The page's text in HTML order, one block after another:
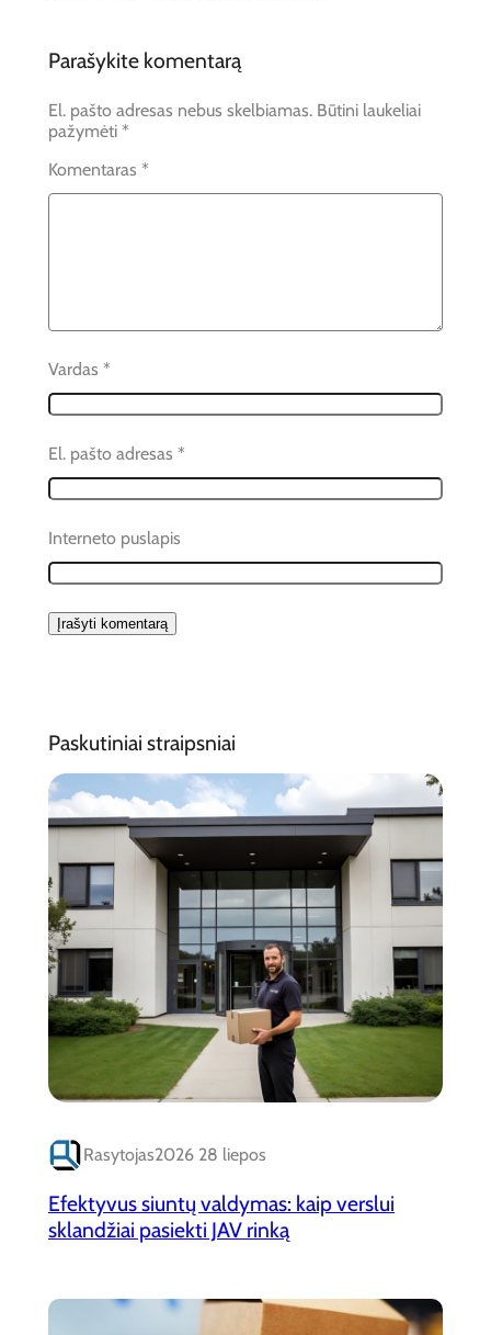
Parašykite komentarą
El. pašto adresas nebus skelbiamas. Būtini laukeliai
pažymėti *
Komentaras *
Vardas *
El. pašto adresas *
Interneto puslapis
Paskutiniai straipsniai
Rasytojas2026 28 liepos
Efektyvus siuntų valdymas: kaip verslui
sklandžiai pasiekti JAV rinką